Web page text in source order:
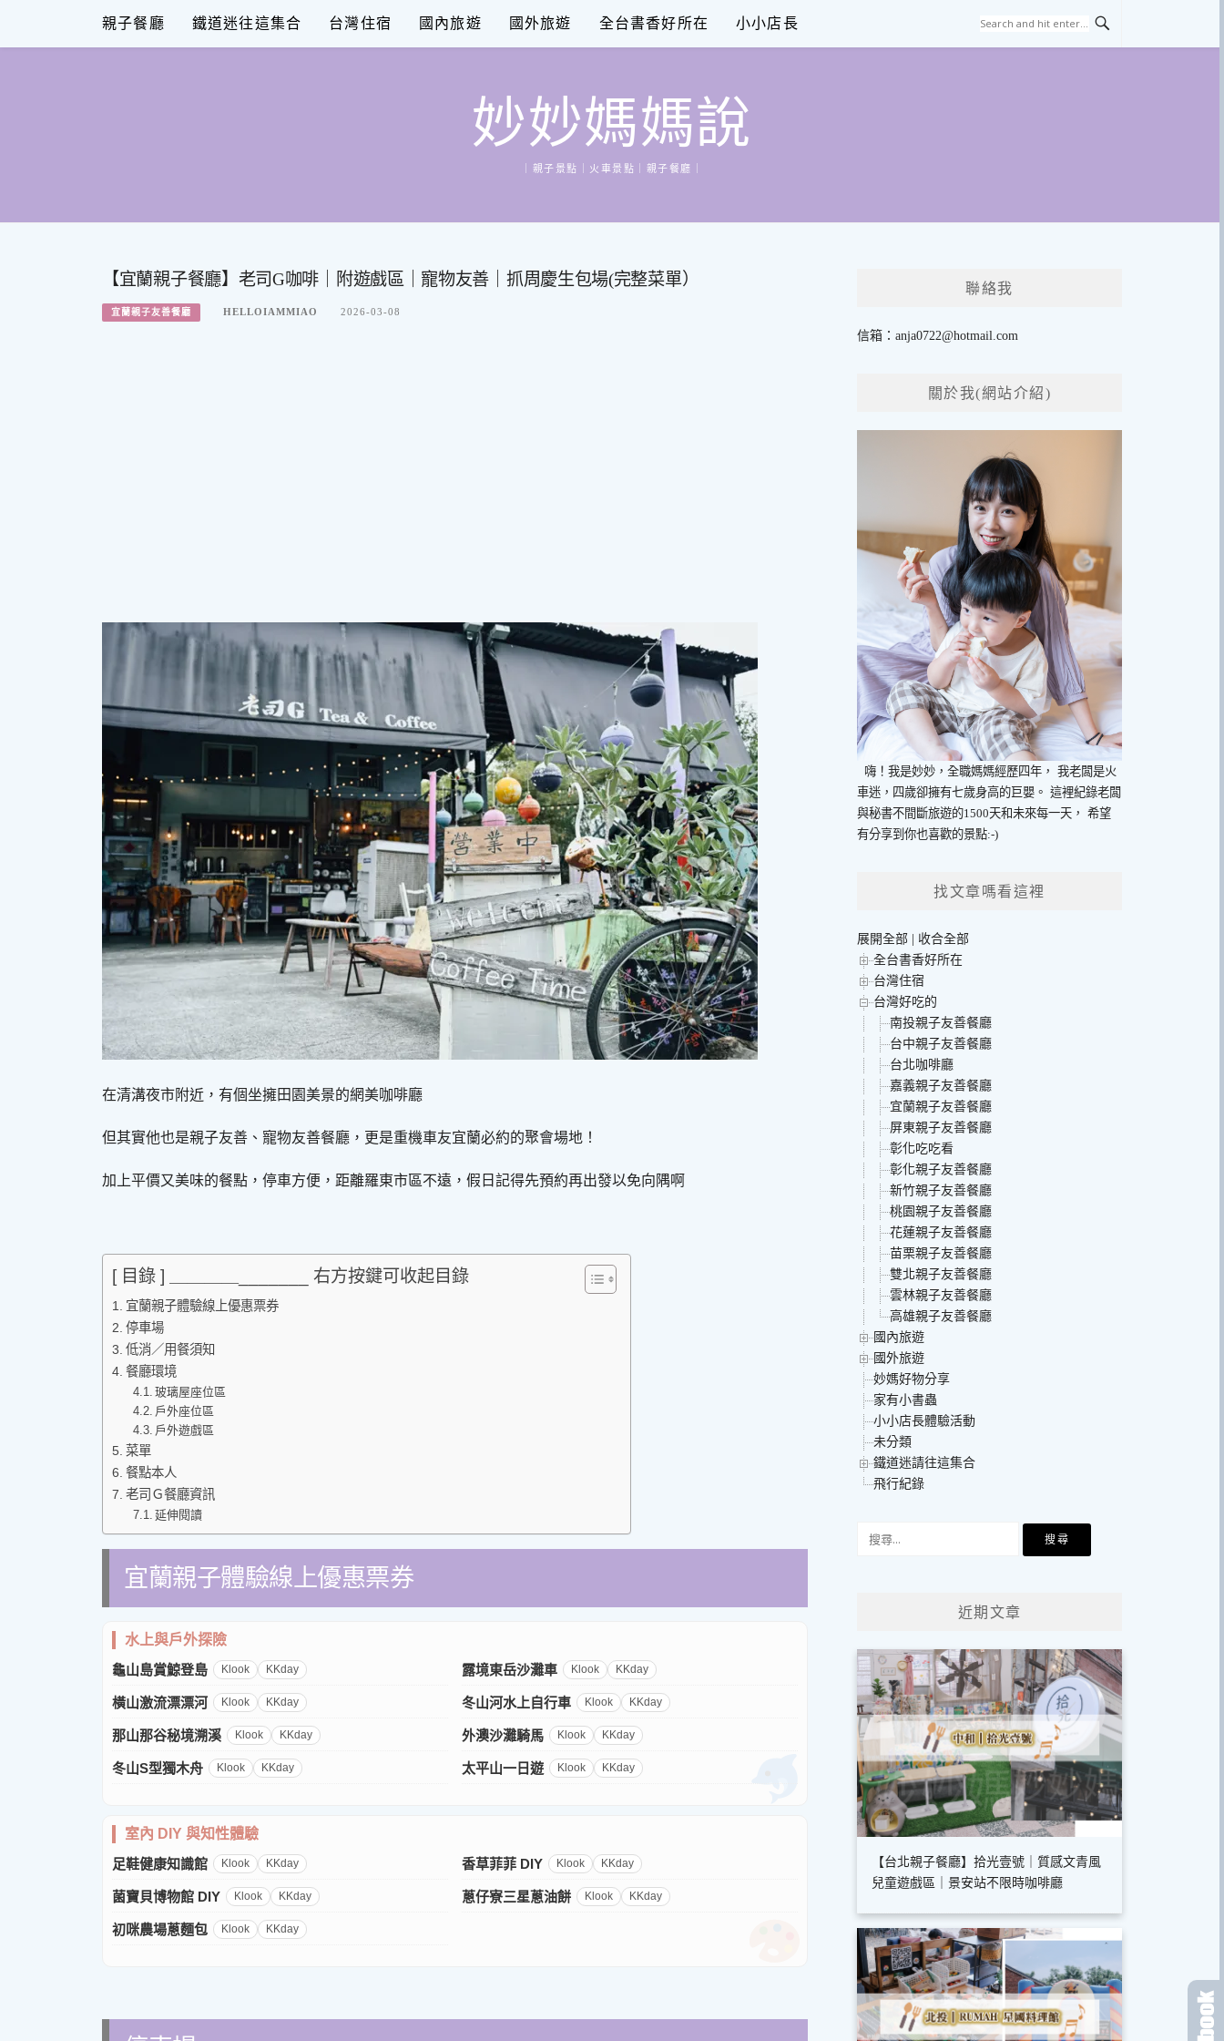
content
親子餐廳 鐵道迷往這集合 台灣住宿 國內旅遊 國外旅遊 全台書香好所在 小小店長
妙妙媽媽說
｜親子景點｜火車景點｜親子餐廳｜
【宜蘭親子餐廳】老司G咖啡｜附遊戲區｜寵物友善｜抓周慶生包場(完整菜單）
宜蘭親子友善餐廳 HELLOIAMMIAO 2026-03-08
在清溝夜市附近，有個坐擁田園美景的網美咖啡廳
但其實他也是親子友善、寵物友善餐廳，更是重機車友宜蘭必約的聚會場地！
加上平價又美味的餐點，停車方便，距離羅東市區不遠，假日記得先預約再出發以免向隅啊
[ 目錄 ] ＿＿＿＿_______ 右方按鍵可收起目錄
宜蘭親子體驗線上優惠票券
停車場
低消／用餐須知
餐廳環境
玻璃屋座位區
戶外座位區
戶外遊戲區
菜單
餐點本人
老司Ｇ餐廳資訊
延伸閱讀
宜蘭親子體驗線上優惠票券
水上與戶外探險
龜山島賞鯨登島
Klook KKday 露境東岳沙灘車 Klook KKday
橫山激流漂漂河 Klook KKday 冬山河水上自行車 Klook KKday
那山那谷秘境溯溪 Klook KKday 外澳沙灘騎馬 Klook KKday
冬山S型獨木舟 Klook KKday 太平山一日遊 Klook KKday
室內 DIY 與知性體驗
足鞋健康知識館
Klook KKday 香草菲菲 DIY Klook KKday
菌寶貝博物館 DIY Klook KKday 蔥仔寮三星蔥油餅 Klook KKday
初咪農場蔥麵包 Klook KKday
聯絡我
信箱：anja0722@hotmail.com
關於我(網站介紹)
嗨！我是妙妙，全職媽媽經歷四年，
我老闆是火
車迷，四歲卻擁有七歲身高的巨嬰。 這裡紀錄老闆
與秘書不間斷旅遊的1500天和未來每一天，
希望
有分享到你也喜歡的景點:-)
找文章嗎看這裡
展開全部
收合全部
全台書香好所在
台灣住宿
台灣好吃的
南投親子友善餐廳
台中親子友善餐廳
台北咖啡廳
嘉義親子友善餐廳
宜蘭親子友善餐廳
屏東親子友善餐廳
彰化吃吃看
彰化親子友善餐廳
新竹親子友善餐廳
桃園親子友善餐廳
花蓮親子友善餐廳
苗栗親子友善餐廳
雙北親子友善餐廳
雲林親子友善餐廳
高雄親子友善餐廳
國內旅遊
國外旅遊
妙媽好物分享
家有小書蟲
小小店長體驗活動
未分類
鐵道迷請往這集合
飛行紀錄
近期文章
【台北親子餐廳】拾光壹號｜質感文青風
兒童遊戲區｜景安站不限時咖啡廳